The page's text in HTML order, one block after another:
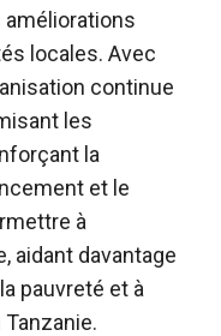
améliorations
locales. Avec
continue
les
la
et le
à
aidant davantage
pauvreté et à